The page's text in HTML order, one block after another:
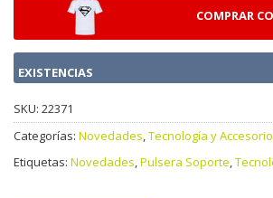
COMPRAR
EXISTENCIAS
SKU: 22371
Categorías: Novedades,Tecnología y
Etiquetas: Novedades,Pulsera Soporte,